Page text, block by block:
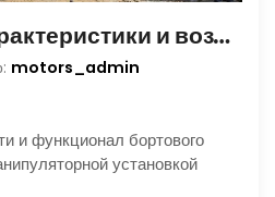
Технические характеристики и возможности КамАЗ 43118 с КМУ
motors_admin
и функционал бортового
установкой